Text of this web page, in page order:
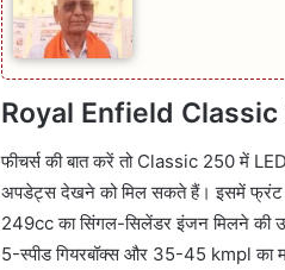
Royal Enfield Classic
फीचर्स की बात करें तो Classic 250 में
अपडेट्स देखने को मिल सकते हैं। इसमें फ्रंट और
249cc का सिंगल-सिलेंडर इंजन मिलने की
5-स्पीड गियरबॉक्स और 35-45 kmpl का